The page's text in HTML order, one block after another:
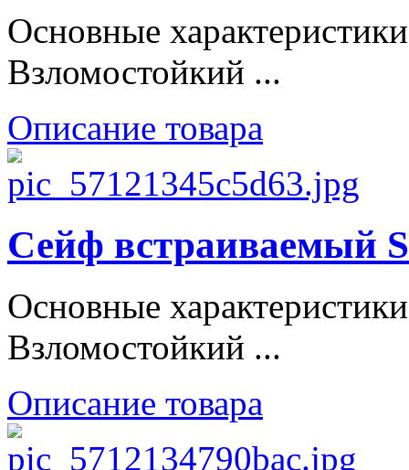
Основные
Взломостойкий ...
Описание товара
Сейф встраиваемый
Основные
Взломостойкий ...
Описание товара